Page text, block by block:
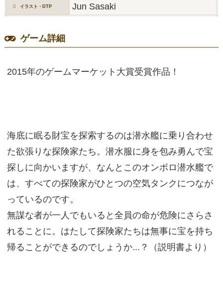
イラスト・DTP Jun Sasaki
ゲーム詳細
2015年のゲームマーケット大賞受賞作品！
海底に眠る財宝を探索するのは潜水艦に乗り合わせ
た欲張りな探険家たち。潜水服に身を包み勇んで宝
探しに向かいますが、なんとこのオンボロ潜水艦で
は、すべての探険家がひとつの空気タンクにつなが
っているのです。
無謀な者が一人でもいると全員の命が危険にさらさ
れることに。はたして探険家たちは無事に宝を持ち
帰ることができるのでしょうか...？（説明書より）